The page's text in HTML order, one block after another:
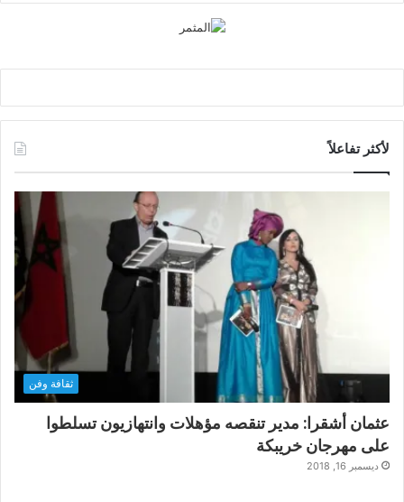
لأكثر تفاعلاً
ثقافة وفن
عثمان أشقرا: مدير تنقصه مؤهلات وانتهازيون تسلطوا
على مهرجان خريبكة
ديسمبر 16, 2018